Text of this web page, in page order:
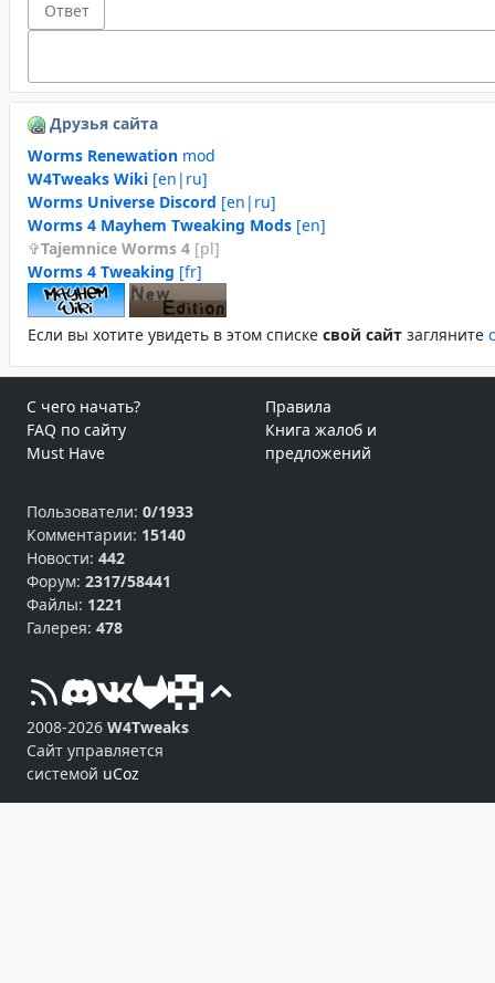
Друзья сайта
Worms Renewation mod
W4Tweaks Wiki [en|ru]
Worms Universe Discord [en|ru]
Worms 4 Mayhem Tweaking Mods [en]
Tajemnice Worms 4 [pl]
Worms 4 Tweaking [fr]
Если вы хотите увидеть в этом спиcке свой сайт загляните
С чего начать?
FAQ по сайту
Must Have
Правила
Книга жалоб и
предложений
Пользователи: 0/1933
Комментарии: 15140
Новости: 442
Форум: 2317/58441
Файлы: 1221
Галерея: 478
2008-2026 W4Tweaks
Сайт управляется
системой uCoz